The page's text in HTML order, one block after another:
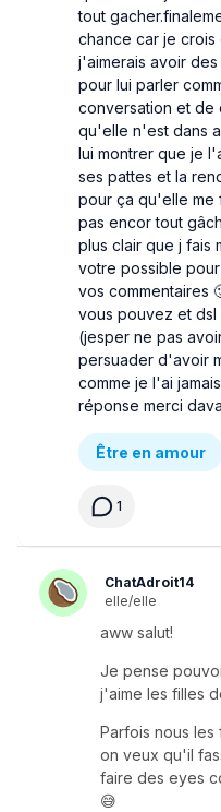
tout
chance car je
j'aimerais avoir
pour lui parler
conversation et de
qu'elle n'est dans
lui montrer que je
ses pattes et la
pour ça qu'elle me
pas encor tout
plus clair que j fais
votre possible
vos commentaires
vous pouvez et dsl
(jesper ne pas
persuader d'avoir
comme je l'ai
réponse merci
Être en amour
1
ChatAdroit14
elle/elle
aww salut!
Je pense
j'aime les filles
Parfois nous les
on veux qu'il
faire des eyes
😅